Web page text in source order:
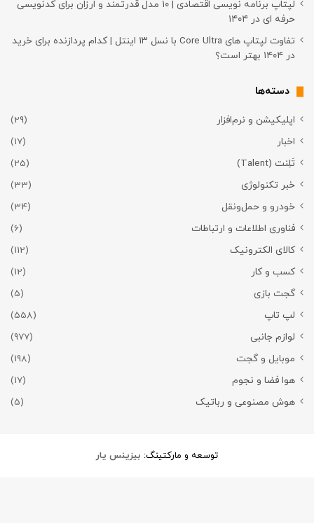
لپتاپ برنامه نویسی اقتصادی | ۱۰ مدل قدرتمند و ارزان برای کدنویسی
حرفه ای در ۱۴۰۴
تفاوت لپتاپ های Core Ultra با نسل ۱۳ اینتل | کدام پردازنده برای خرید
در ۱۴۰۴ بهتر است؟
دسته‌ها
اپلیکیشن و نرم‌افزار
(29)
اخبار
(17)
تَلِنت (Talent)
(25)
خبر تکنولوژی
(33)
خودرو و حمل‌و‌نقل
(34)
فناوری اطلاعات و ارتباطات
(6)
کالای الکترونیک
(112)
کسب و کار
(12)
گجت بازی
(5)
لپ تاپ
(558)
لوازم جانبی
(977)
موبایل و گجت
(198)
هوا فضا و نجوم
(17)
هوش مصنوعی و رباتیک
(5)
توسعه و مارکتینگ: بیزینس یار